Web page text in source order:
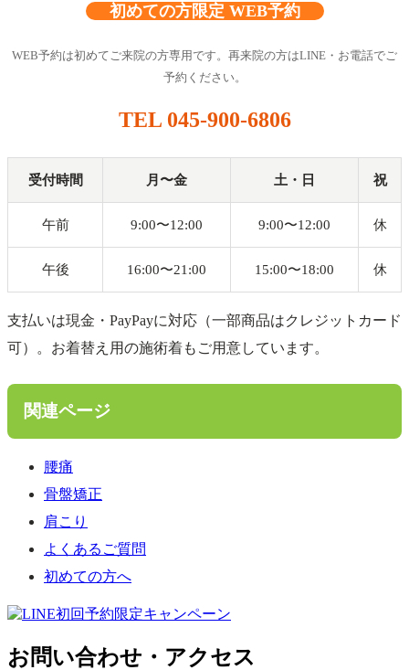
初めての方限定 WEB予約
WEB予約は初めてご来院の方専用です。再来院の方はLINE・お電話でご
予約ください。
TEL 045-900-6806
受付時間 月〜金 土・日 祝
午前 9:00〜12:00 9:00〜12:00 休
午後 16:00〜21:00 15:00〜18:00 休
支払いは現金・PayPayに対応（一部商品はクレジットカード
可）。お着替え用の施術着もご用意しています。
関連ページ
腰痛
骨盤矯正
肩こり
よくあるご質問
初めての方へ
お問い合わせ・アクセス